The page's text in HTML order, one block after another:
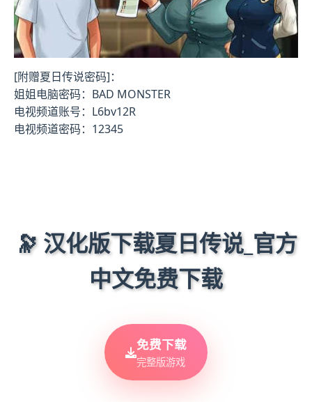
[附赠夏日传说密码]：
姐姐电脑密码：BAD MONSTER
电视频道账号：L6bv12R
电视频道密码：12345
🔭 汉化版下载夏日传说_官方
中文免费下载
免费下载
完整版游戏